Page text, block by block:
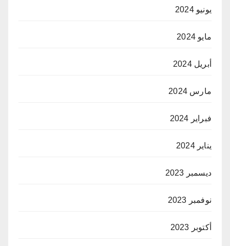
يونيو 2024
مايو 2024
أبريل 2024
مارس 2024
فبراير 2024
يناير 2024
ديسمبر 2023
نوفمبر 2023
أكتوبر 2023